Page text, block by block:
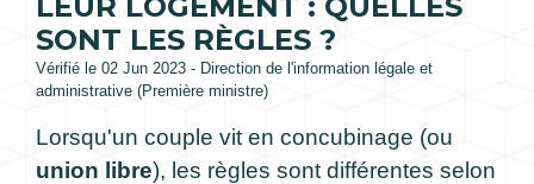
SONT LES RÈGLES ?
Vérifié le 02 Jun 2023 - Direction de l'information légale et
administrative (Première ministre)
Lorsqu'un couple vit en concubinage (ou
union libre), les règles sont différentes selon